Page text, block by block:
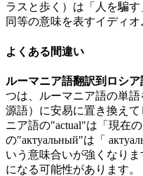
ラスと歩く）は「人を騙
同等の意味を表すイディオ
よくある間違い
ルーマニア語翻訳到ロシア
つは、ルーマニア語の単
源語）に安易に置き換え
ニア語の"actual"は「現在
の"актуальный"は「
いう意味合いが強くなり
になる可能性があります。